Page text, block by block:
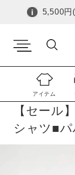
5,500円
【セール
シャツ■
アイテム